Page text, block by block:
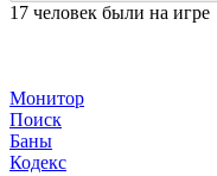
17 человек были на игре
Монитор
Поиск
Баны
Кодекс